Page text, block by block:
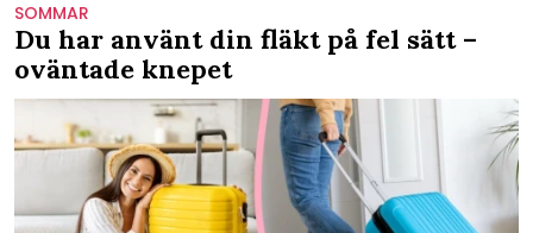
SOMMAR
Du har använt din fläkt på fel sätt –
oväntade knepet